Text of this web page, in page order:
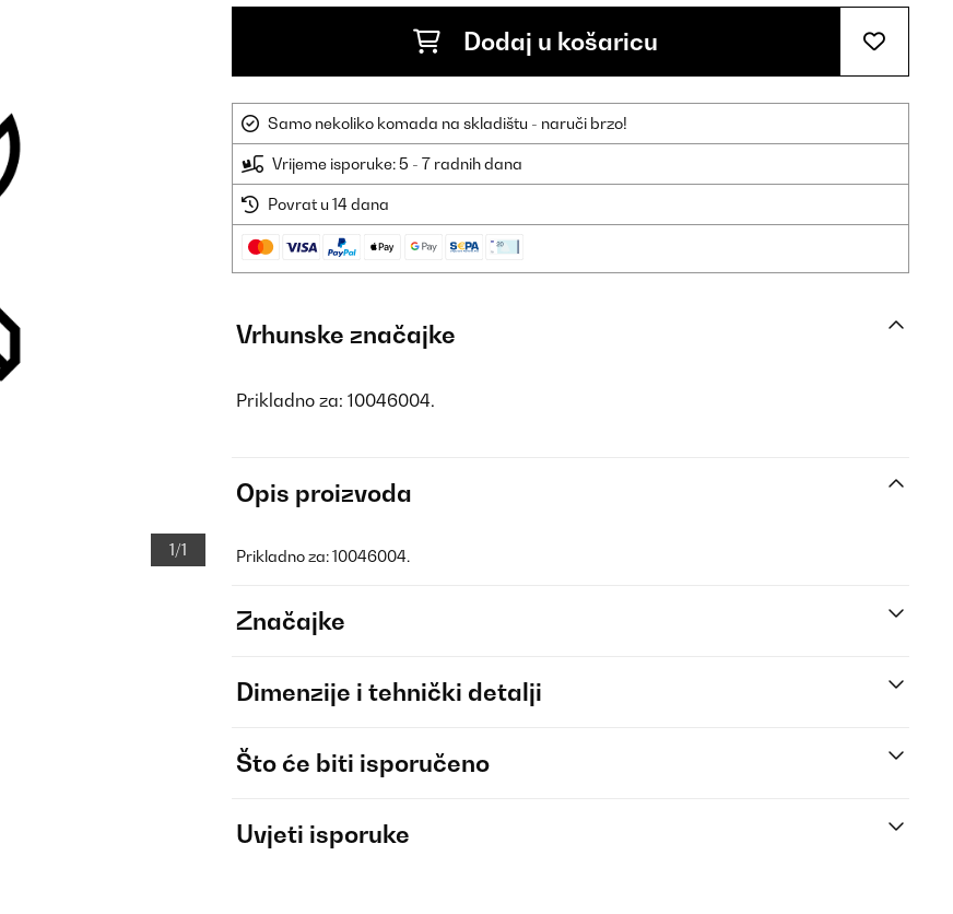
1/1
Dodaj u košaricu
Samo nekoliko komada na skladištu - naruči brzo!
Vrijeme isporuke: 5 - 7 radnih dana
Povrat u 14 dana
Vrhunske značajke
Prikladno za: 10046004.
Opis proizvoda
Prikladno za: 10046004.
Značajke
Dimenzije i tehnički detalji
Što će biti isporučeno
Uvjeti isporuke